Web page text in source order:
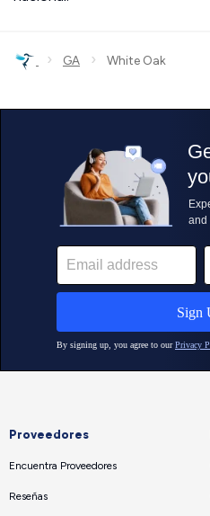
› GA › White Oak
Proveedores
Encuentra Proveedores
Reseñas